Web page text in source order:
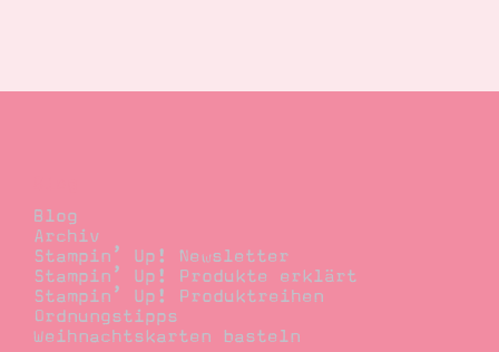
Blog
Archiv
Stampin’ Up! Newsletter
Stampin’ Up! Produkte erklärt
Stampin’ Up! Produktreihen
Ordnungstipps
Weihnachtskarten basteln